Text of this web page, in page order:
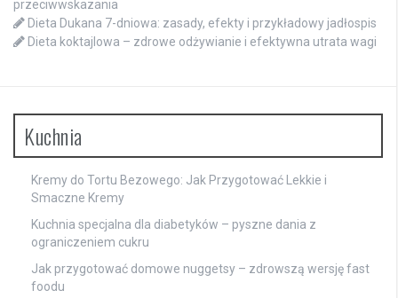
przeciwwskazania
Dieta Dukana 7-dniowa: zasady, efekty i przykładowy jadłospis
Dieta koktajlowa – zdrowe odżywianie i efektywna utrata wagi
Kuchnia
Kremy do Tortu Bezowego: Jak Przygotować Lekkie i
Smaczne Kremy
Kuchnia specjalna dla diabetyków – pyszne dania z
ograniczeniem cukru
Jak przygotować domowe nuggetsy – zdrowszą wersję fast
foodu